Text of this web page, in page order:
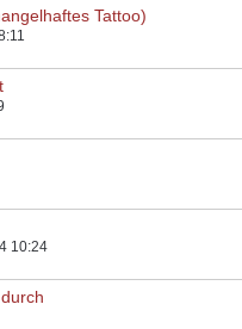
Tattoo)
10:24